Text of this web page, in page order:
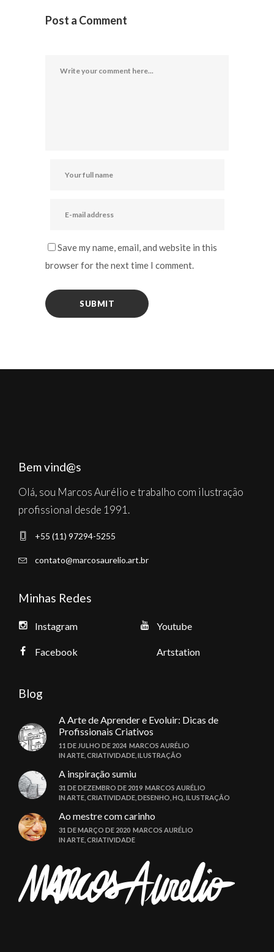
Post a Comment
Save my name, email, and website in this
browser for the next time I comment.
Bem vind@s
Olá, sou Marcos Aurélio e trabalho com ilustração
profissional desde 1991.
+55 (11) 97294-5255
contato@marcosaurelio.art.br
Minhas Redes
Instagram
Facebook
Youtube
Artstation
Blog
A Arte de Aprender e Evoluir: Dicas de
Profissionais Criativos
11 DE JULHO DE 2024 MARCOS AURÉLIO
IN ARTE CRIATIVIDADE ILUSTRAÇÃO
A inspiração sumiu
31 DE DEZEMBRO DE 2019 MARCOS AURÉLIO
IN ARTE CRIATIVIDADE DESENHO HQ ILUSTRAÇÃO
Ao mestre com carinho
31 DE MARÇO DE 2020 MARCOS AURÉLIO
IN ARTE CRIATIVIDADE